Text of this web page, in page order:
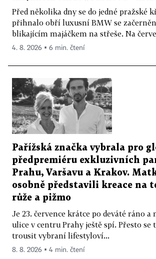
Před několika dny se do jedné pražské
přihnalo obří luxusní BMW se
blikajícím majáčkem na střeše. Na
4. 8. 2026 ▪ 6 min. čtení
Pařížská značka vybrala pro
předpremiéru exkluzivních
Prahu, Varšavu a Krakov.
osobně představili kreace na
růže a pižmo
Je 23. července krátce po deváté ráno a
ulice v centru Prahy ještě spí. Přesto se
trousit vybraní lifestyloví...
8. 8. 2026 ▪ 4 min. čtení